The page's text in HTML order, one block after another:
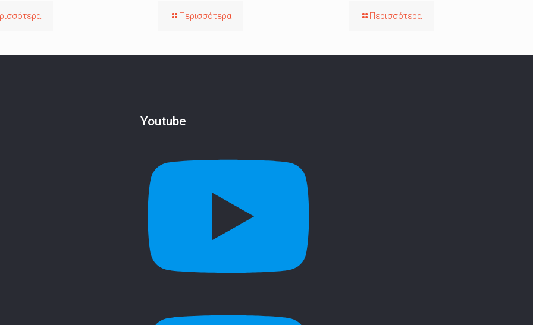
Περισσότερα Περισσότερα
Youtube